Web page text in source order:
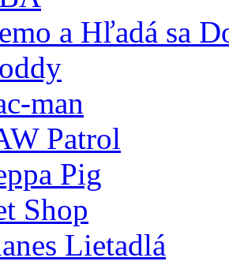
a Hľadá sa
man
Patrol
Pig
Shop
Lietadlá